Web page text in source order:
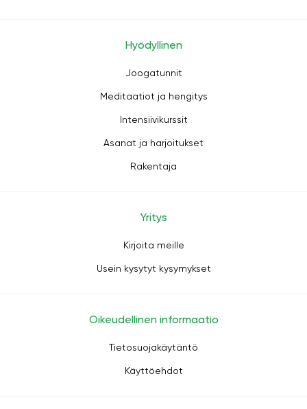
Hyödyllinen
Joogatunnit
Meditaatiot ja hengitys
Intensiivikurssit
Asanat ja harjoitukset
Rakentaja
Yritys
Kirjoita meille
Usein kysytyt kysymykset
Oikeudellinen informaatio
Tietosuojakäytäntö
Käyttöehdot